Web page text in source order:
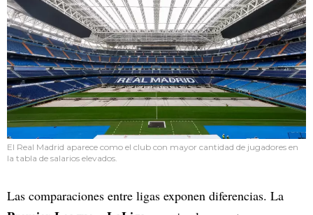
El Real Madrid aparece como el club con mayor cantidad de jugadores en
la tabla de salarios elevados.
Las comparaciones entre ligas exponen diferencias. La